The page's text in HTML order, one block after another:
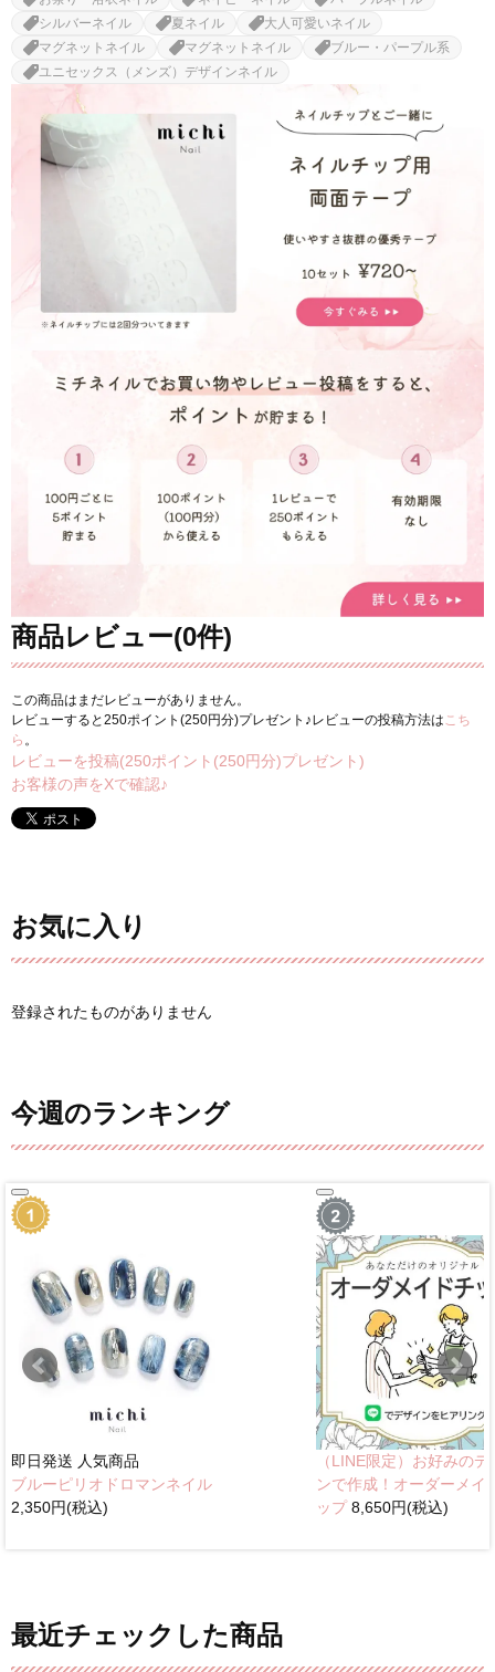
シルバーネイル
夏ネイル
大人可愛いネイル
マグネットネイル
マグネットネイル
ブルー・パープル系
ユニセックス（メンズ）デザインネイル
商品レビュー(0件)
この商品はまだレビューがありません。
レビューすると250ポイント(250円分)プレゼント♪レビューの投稿方法は こち
ら 。
レビューを投稿(250ポイント(250円分)プレゼント)
お客様の声をXで確認♪
お気に入り
登録されたものがありません
今週のランキング
即日発送 人気商品
ブルーピリオドロマンネイル
2,350円(税込)
（LINE限定）お好みのデ
ンで作成！オーダーメイ
ップ8,650円(税込)
最近チェックした商品